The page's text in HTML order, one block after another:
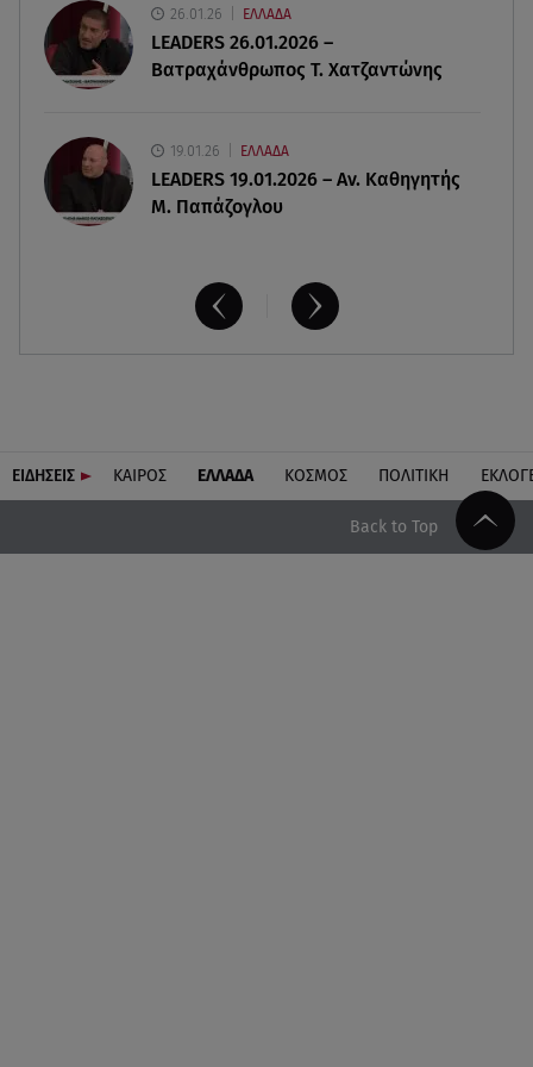
πολυκατοικίας26.01.26 ΕΛΛΑΔΑ
LEADERS 26.01.2026 –
Βατραχάνθρωπος Τ. Χατζαντώνης
19.01.26 ΕΛΛΑΔΑ
LEADERS 19.01.2026 – Αν. Καθηγητής
Μ. Παπάζογλου
ΕΙΔΗΣΕΙΣ ΚΑΙΡΟΣ ΕΛΛΑΔΑ ΚΟΣΜΟΣ ΠΟΛΙΤΙΚΗ
Back to Top